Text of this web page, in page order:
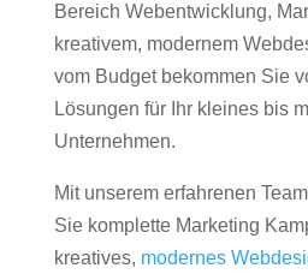
Bereich Webentwicklung,
kreativem, modernem
vom Budget bekommen Sie
Lösungen für Ihr kleines bis
Unternehmen.
Mit unserem erfahrenen
Sie komplette Marketing
kreatives, modernes